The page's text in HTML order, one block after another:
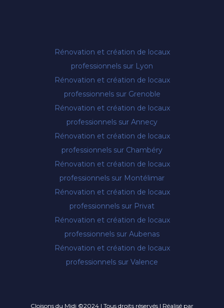
Rénovation et création de locaux
professionnels sur Lyon
Rénovation et création de locaux
professionnels sur Grenoble
Rénovation et création de locaux
professionnels sur Annecy
Rénovation et création de locaux
professionnels sur Chambéry
Rénovation et création de locaux
professionnels sur Montélimar
Rénovation et création de locaux
professionnels sur Privat
Rénovation et création de locaux
professionnels sur Aubenas
Rénovation et création de locaux
professionnels sur Valence
Cloisons du Midi ©2024 | Tous droits réservés | Réalisé par